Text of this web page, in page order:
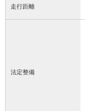
走行距離
法定整備